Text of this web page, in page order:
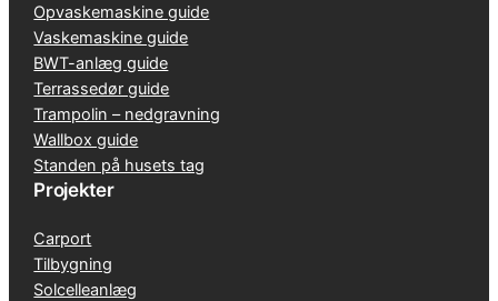
Opvaskemaskine guide
Vaskemaskine guide
BWT-anlæg guide
Terrassedør guide
Trampolin – nedgravning
Wallbox guide
Standen på husets tag
Projekter
Carport
Tilbygning
Solcelleanlæg